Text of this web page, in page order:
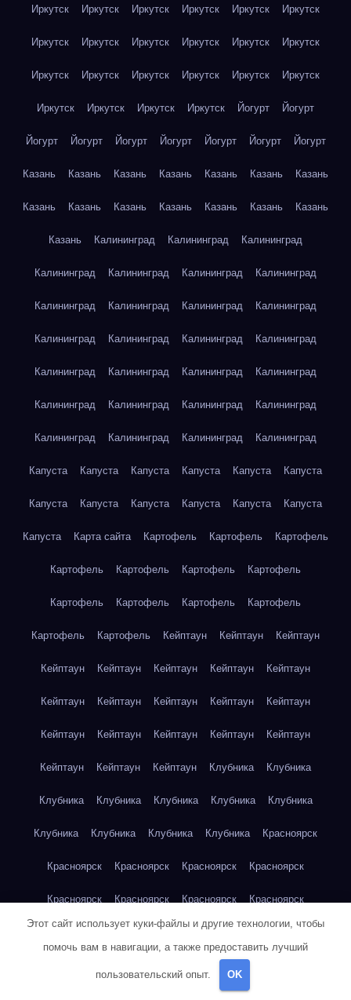
Иркутск Иркутск Иркутск Иркутск Иркутск Иркутск
Иркутск Иркутск Иркутск Иркутск Иркутск Иркутск
Иркутск Иркутск Иркутск Иркутск Иркутск Иркутск
Иркутск Иркутск Иркутск Иркутск Йогурт Йогурт
Йогурт Йогурт Йогурт Йогурт Йогурт Йогурт Йогурт
Казань Казань Казань Казань Казань Казань Казань
Казань Казань Казань Казань Казань Казань Казань
Казань Калининград Калининград Калининград
Калининград Калининград Калининград Калининград
Калининград Калининград Калининград Калининград
Калининград Калининград Калининград Калининград
Калининград Калининград Калининград Калининград
Калининград Калининград Калининград Калининград
Калининград Калининград Калининград Калининград
Капуста Капуста Капуста Капуста Капуста Капуста
Капуста Капуста Капуста Капуста Капуста Капуста
Капуста Карта сайта Картофель Картофель Картофель
Картофель Картофель Картофель Картофель
Картофель Картофель Картофель Картофель
Картофель Картофель Кейптаун Кейптаун Кейптаун
Кейптаун Кейптаун Кейптаун Кейптаун Кейптаун
Кейптаун Кейптаун Кейптаун Кейптаун Кейптаун
Кейптаун Кейптаун Кейптаун Кейптаун Кейптаун
Кейптаун Кейптаун Кейптаун Клубника Клубника
Клубника Клубника Клубника Клубника Клубника
Клубника Клубника Клубника Клубника Красноярск
Красноярск Красноярск Красноярск Красноярск
Красноярск Красноярск Красноярск Красноярск
Красноярск Красноярск Красноярск
Кукуруза
Этот сайт использует куки-файлы и другие технологии, чтобы
помочь вам в навигации, а также предоставить лучший
пользовательский опыт. OK